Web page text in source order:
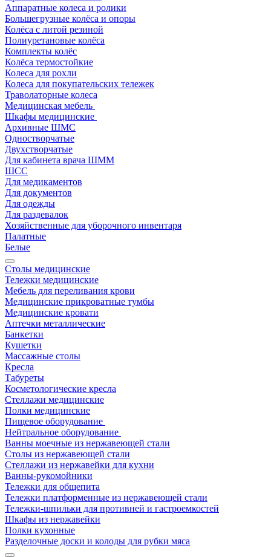
Аппаратные колеса и ролики
Большегрузные колёса и опоры
Колёса с литой резиной
Полиуретановые колёса
Комплекты колёс
Колёса термостойкие
Колеса для рохли
Колеса для покупательских тележек
Траволаторные колеса
Медицинская мебель
Шкафы медицинские
Архивные ШМС
Одностворчатые
Двухстворчатые
Для кабинета врача ШММ
ШСС
Для медикаментов
Для документов
Для одежды
Для раздевалок
Хозяйственные для уборочного инвентаря
Палатные
Белые
Столы медицинские
Тележки медицинские
Мебель для переливания крови
Медицинские прикроватные тумбы
Медицинские кровати
Аптечки металлические
Банкетки
Кушетки
Массажные столы
Кресла
Табуреты
Косметологические кресла
Стеллажи медицинские
Полки медицинские
Пищевое оборудование
Нейтральное оборудование
Ванны моечные из нержавеющей стали
Столы из нержавеющей стали
Стеллажи из нержавейки для кухни
Ванны-рукомойники
Тележки для общепита
Тележки платформенные из нержавеющей стали
Тележки-шпильки для противней и гастроемкостей
Шкафы из нержавейки
Полки кухонные
Разделочные доски и колоды для рубки мяса